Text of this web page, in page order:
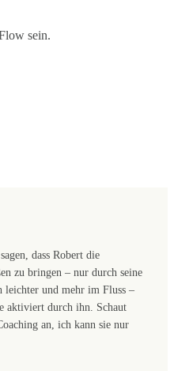
sein.
dass Robert die
zu bringen – nur durch seine
leichter und mehr im Fluss –
aktiviert durch ihn. Schaut
an, ich kann sie nur